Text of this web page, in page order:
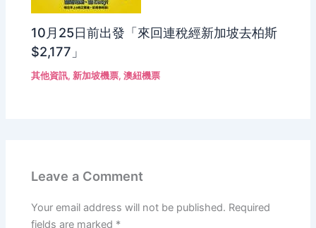
10月25日前出發「來回連稅經新加坡去柏斯
$2,177」
其他資訊,新加坡機票,澳紐機票
Leave a Comment
Your email address will not be published. Required
fields are marked *